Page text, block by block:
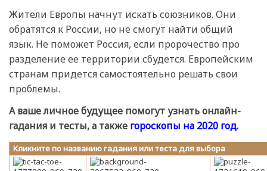
Жители Европы начнут искать союзников. Они
обратятся к России, но не смогут найти общий
язык. Не поможет Россия, если пророчество про
разделение ее территории сбудется. Европейским
странам придется самостоятельно решать свои
проблемы.
А ваше личное будущее помогут узнать онлайн-
гадания и тесты, а также гороскопы на 2020 год.
Кликните по названию гадания или теста для выбора